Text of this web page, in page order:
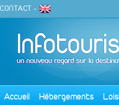
CONTACT -
Accueil Hébergements